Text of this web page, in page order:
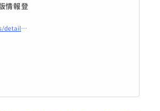
情報登
https://jpro2.jpo.or.jp/news/detail?seq=256&#038;kind=0